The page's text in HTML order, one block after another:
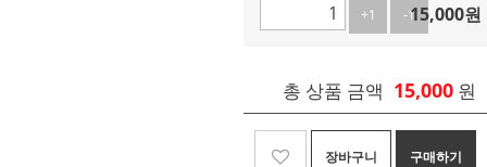
+1
-115,000원
총 상품 금액 15,000 원
장바구니 구매하기